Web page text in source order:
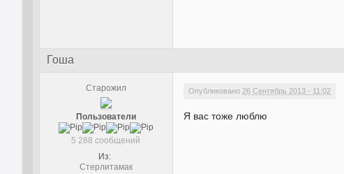
Гоша
Старожил
Пользователи
5 288 сообщений
Из:
Стерлитамак
Опубликовано 26 Сентябрь 2013 - 11:02
Я вас тоже люблю